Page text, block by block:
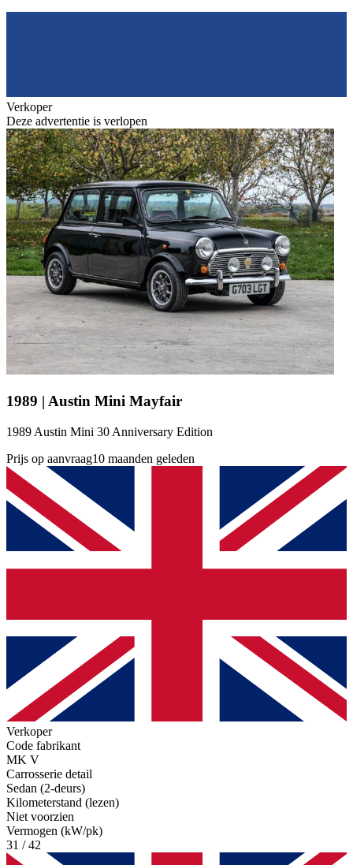
Verkoper
Deze advertentie is verlopen
1989 | Austin Mini Mayfair
1989 Austin Mini 30 Anniversary Edition
Prijs op aanvraag10 maanden geleden
Verkoper
Code fabrikant
MK V
Carrosserie detail
Sedan (2-deurs)
Kilometerstand (lezen)
Niet voorzien
Vermogen (kW/pk)
31 / 42